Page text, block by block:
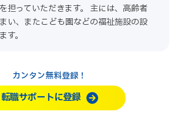
担っていただきます。 主には、高齢者
い、またこども園などの福祉施設の設
す。
カンタン無料登録！
転職サポートに登録